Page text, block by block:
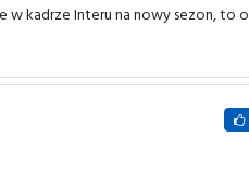
w kadrze Interu na nowy sezon, to